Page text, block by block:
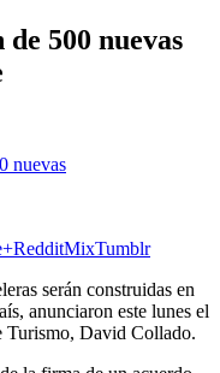
500 nuevas
RedditMixTumblr
serán construidas en
anunciaron este lunes el
Turismo, David Collado.